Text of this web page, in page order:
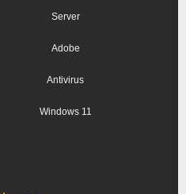
Server
Adobe
Antivirus
Windows 11